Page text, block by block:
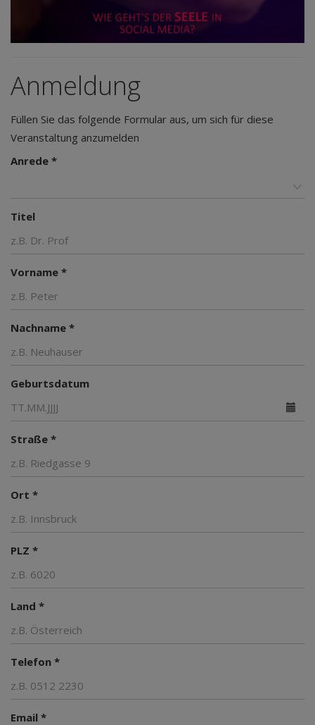
Anmeldung
Füllen Sie das folgende Formular aus, um sich für diese
Veranstaltung anzumelden
Anrede *
Titel
Vorname *
Nachname *
Geburtsdatum
Straße *
Ort *
PLZ *
Land *
Telefon *
Email *